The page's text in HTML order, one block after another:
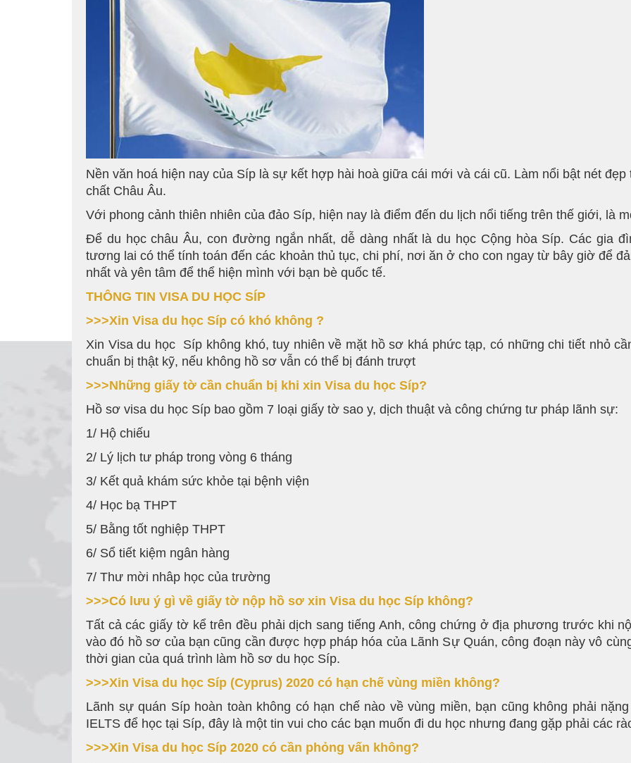
Nền văn hoá hiện nay của Síp là sự kết hợp hài hoà giữa cái mới và cái cũ. Làm nổi bật nét
chất Châu Âu.
Với phong cảnh thiên nhiên của đảo Síp, hiện nay là điểm đến du lịch nổi tiếng trên thế giới, là
Để du học châu Âu, con đường ngắn nhất, dễ dàng nhất là du học Cộng hòa Síp. Các gia
tương lai có thể tính toán đến các khoản thủ tục, chi phí, nơi ăn ở cho con ngay từ bây giờ để
nhất và yên tâm để thể hiện mình với bạn bè quốc tế.
THÔNG TIN VISA DU HỌC SÍP
>>>Xin Visa du học Síp có khó không ?
Xin Visa du học Síp không khó, tuy nhiên về mặt hồ sơ khá phức tạp, có những chi tiết nhỏ
chuẩn bị thật kỹ, nếu không hồ sơ vẫn có thể bị đánh trượt
>>>Những giấy tờ cần chuẩn bị khi xin Visa du học Síp?
Hồ sơ visa du học Síp bao gồm 7 loại giấy tờ sao y, dịch thuật và công chứng tư pháp lãnh sự:
1/ Hộ chiếu
2/ Lý lịch tư pháp trong vòng 6 tháng
3/ Kết quả khám sức khỏe tại bệnh viện
4/ Học bạ THPT
5/ Bằng tốt nghiệp THPT
6/ Sổ tiết kiệm ngân hàng
7/ Thư mời nhâp học của trường
>>>Có lưu ý gì về giấy tờ nộp hồ sơ xin Visa du học Síp không?
Tất cả các giấy tờ kể trên đều phải dịch sang tiếng Anh, công chứng ở địa phương trước khi
vào đó hồ sơ của bạn cũng cần được hợp pháp hóa của Lãnh Sự Quán, công đoạn này vô
thời gian của quá trình làm hồ sơ du học Síp.
>>>Xin Visa du học Síp (Cyprus) 2020 có hạn chế vùng miền không?
Lãnh sự quán Síp hoàn toàn không có hạn chế nào về vùng miền, bạn cũng không phải
IELTS để học tại Síp, đây là một tin vui cho các bạn muốn đi du học nhưng đang gặp phải các
>>>Xin Visa du học Síp 2020 có cần phỏng vấn không?